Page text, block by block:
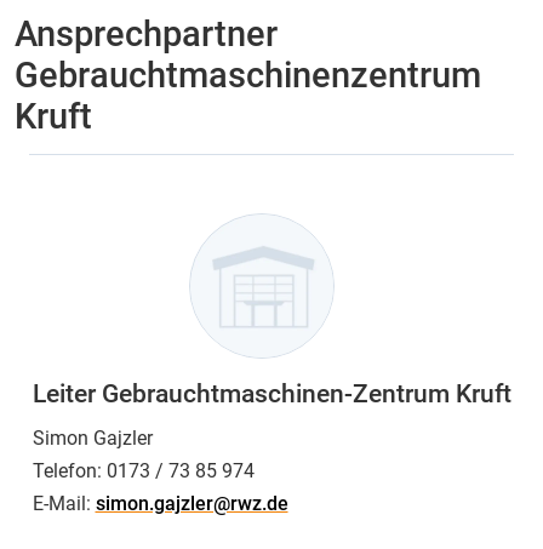
Ansprechpartner
Gebrauchtmaschinenzentrum
Kruft
Leiter Gebrauchtmaschinen-Zentrum Kruft
Simon Gajzler
Telefon: 0173 / 73 85 974
E-Mail: simon.gajzler@rwz.de